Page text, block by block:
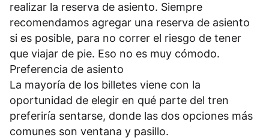
realizar la reserva de asiento. Siempre
recomendamos agregar una reserva de asiento
si es posible, para no correr el riesgo de tener
que viajar de pie. Eso no es muy cómodo.
Preferencia de asiento
La mayoría de los billetes viene con la
oportunidad de elegir en qué parte del tren
preferiría sentarse, donde las dos opciones más
comunes son ventana y pasillo.